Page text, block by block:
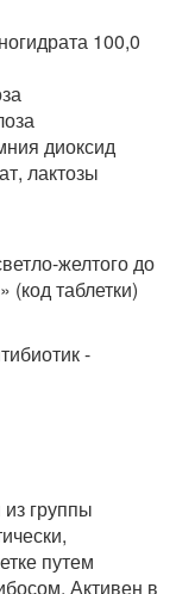
100,0
диоксид
лактозы
желтого до
(код таблетки)
-
группы
путем
Активен в